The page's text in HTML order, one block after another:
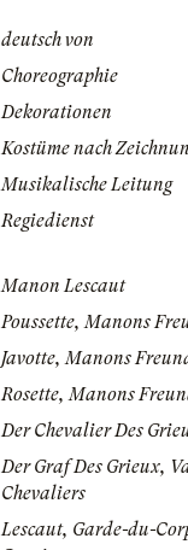
deutsch von
Choreographie
Dekorationen
Kostüme nach
Musikalische Leitung
Regiedienst
Manon Lescaut
Poussette, Manons
Javotte, Manons
Rosette, Manons
Der Chevalier Des
Der Graf Des Grieux,
Chevaliers
Lescaut, Garde-du-